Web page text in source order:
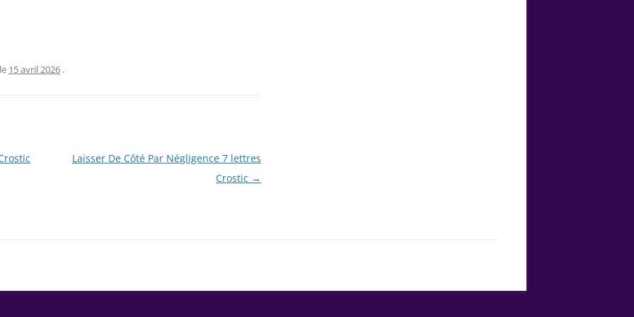
le 15 avril 2026 .
Laisser De Côté Par Négligence 7 lettres
Crostic →